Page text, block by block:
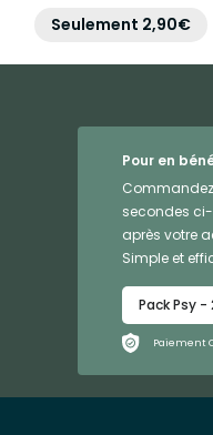
Seulement 2,90€
Pour en
secondes
après votre
Simple et
Pack Psy -
Paiement